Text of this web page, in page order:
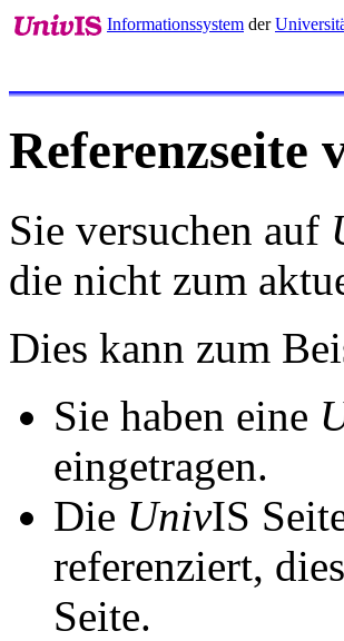
Informationssystem der
Referenzseite
Sie versuchen auf
die nicht zum
Dies kann zum
Sie haben eine
eingetragen.
Die UnivIS
referenziert,
Seite.